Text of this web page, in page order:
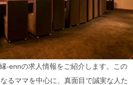
-ennの求人情報をご紹介します。この
るママを中心に、真面目で誠実な人た